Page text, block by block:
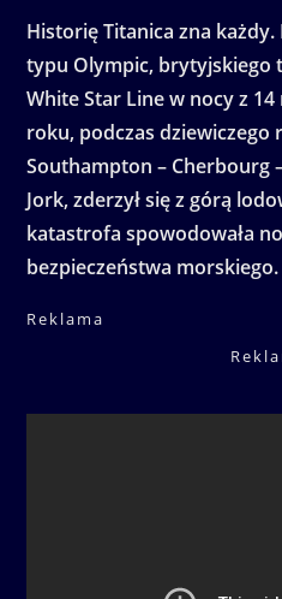
Historię Titanica zna
typu Olympic, brytyjskiego
White Star Line w nocy z
roku, podczas dziewiczego
Southampton – Cherbourg
Jork, zderzył się z górą
katastrofa spowodowała
bezpieczeństwa morskiego.
Reklama